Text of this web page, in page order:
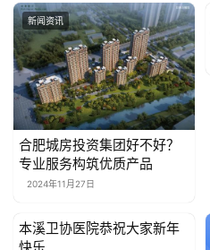
具
母
婴
亲
子
女
尚
新闻资讯
合肥城房投资集团好不好？
专业服务构筑优质产品
2024年11月27日
新闻资讯
本溪卫协医院恭祝大家新年